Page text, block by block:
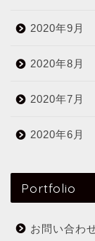
2020年9月
2020年8月
2020年7月
2020年6月
Portfolio
お問い合わ